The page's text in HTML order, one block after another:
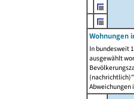
Wohnungen
In bundesweit
ausgewählt
Abweichungen